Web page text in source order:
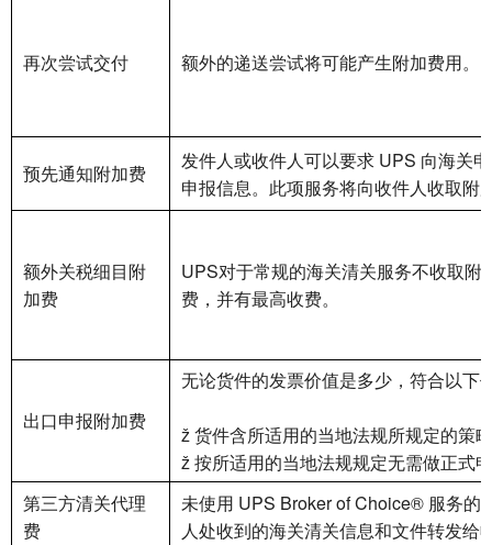
再次尝试交付 额外的递送尝试将可能产生附加费用。
预先通知附加费
发件人或收件人可以要求 UPS 向海关
申报信息。此项服务将向收件人收取附
额外关税细目附
加费
UPS对于常规的海关清关服务不收取
费，并有最高收费。
出口申报附加费
无论货件的发票价值是多少，符合以下
ž 货件含所适用的当地法规所规定的策
ž 按所适用的当地法规规定无需做正式
第三方清关代理
费
未使用 UPS Broker of Choice® 服务的
人处收到的海关清关信息和文件转发